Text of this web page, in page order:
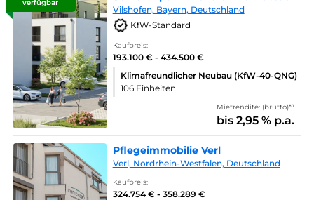
verfügbar
Vilshofen, Bayern, Deutschland
KfW-Standard
Kaufpreis:
193.100 € - 434.500 €
Klimafreundlicher Neubau (KfW-40-QNG)
106 Einheiten
Mietrendite: (brutto)*¹
bis 2,95 % p.a.
Pflegeimmobilie Verl
Verl, Nordrhein-Westfalen, Deutschland
Kaufpreis:
324.754 € - 358.289 €